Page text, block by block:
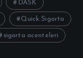
DASK
Quick Sigorta
sigorta acenteleri